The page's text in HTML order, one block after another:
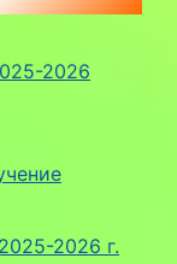
2026
2026 г.